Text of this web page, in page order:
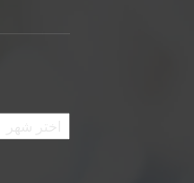
الأرشيف